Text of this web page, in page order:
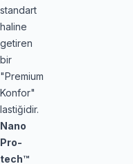
standart
haline
getiren
bir
"Premium
Konfor"
lastiğidir.
Nano
Pro-
tech™